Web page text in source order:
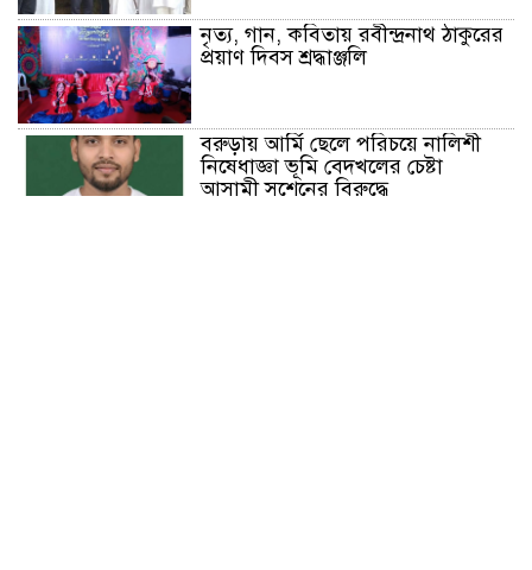
নৃত্য, গান, কবিতায় রবীন্দ্রনাথ ঠাকুরের
প্রয়াণ দিবস শ্রদ্ধাঞ্জলি
বরুড়ায় আর্মি ছেলে পরিচয়ে নালিশী
নিষেধাজ্ঞা ভূমি বেদখলের চেষ্টা
আসামী সুশেনের বিরুদ্ধে